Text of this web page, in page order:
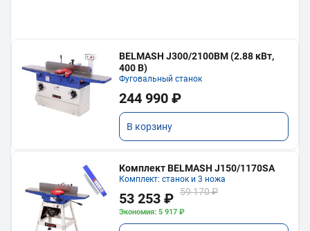
BELMASH J300/2100ВМ (2.88 кВт,
400 В)
Фуговальный станок
244 990 ₽
В корзину
Комплект BELMASH J150/1170SA
Комплект: станок и 3 ножа
53 253 ₽ 59 170 ₽
Экономия: 5 917 ₽